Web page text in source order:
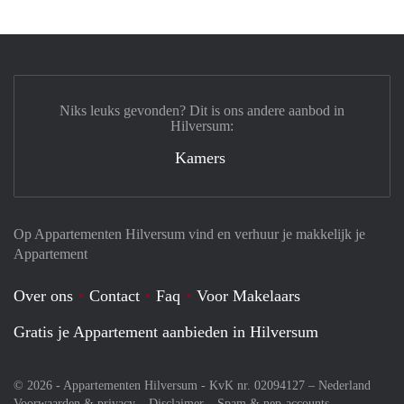
Op Appartementen Hilversum vind en verhuur je makkelijk je
Appartement
Over ons Contact Faq
Voor Makelaars
Gratis je Appartement aanbieden in Hilversum
© 2026 - Appartementen Hilversum - KvK nr. 02094127 – Nederland
Niks leuks gevonden? Dit is ons andere aanbod in
Hilversum:
Kamers